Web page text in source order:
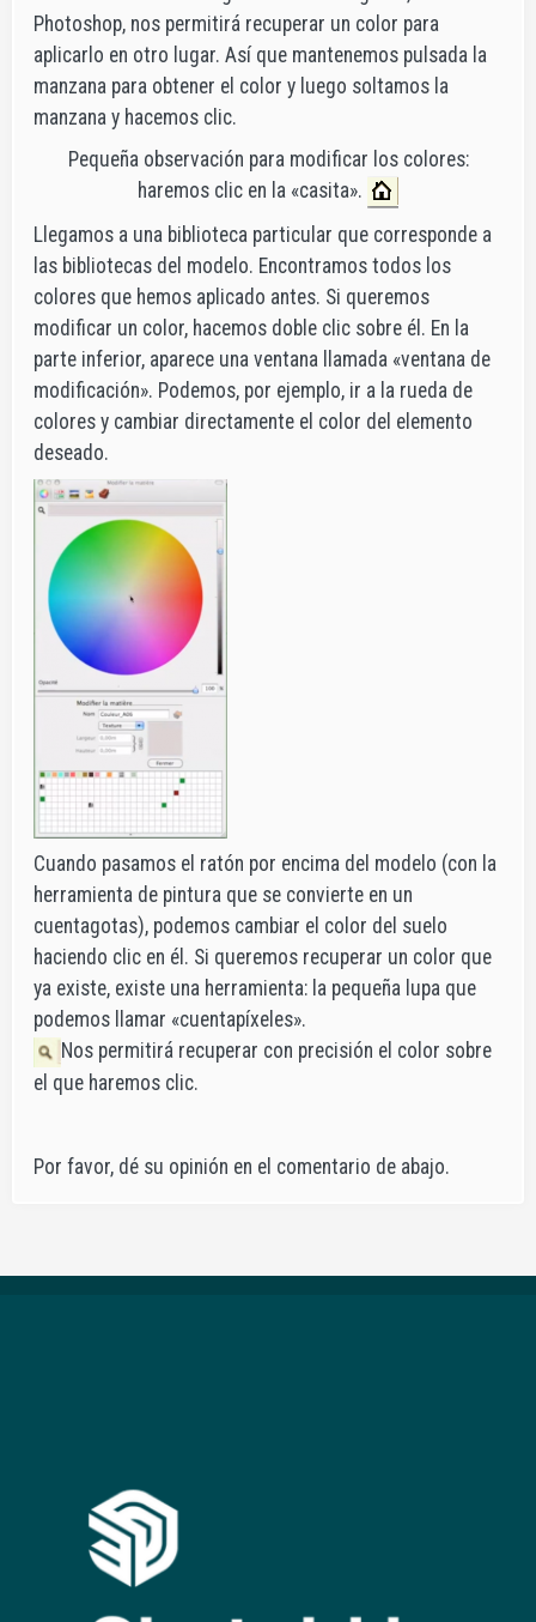
Photoshop, nos permitirá recuperar un color para
aplicarlo en otro lugar. Así que mantenemos pulsada la
manzana para obtener el color y luego soltamos la
manzana y hacemos clic.
Pequeña observación para modificar los colores:
haremos clic en la «casita».
Llegamos a una biblioteca particular que corresponde a
las bibliotecas del modelo. Encontramos todos los
colores que hemos aplicado antes. Si queremos
modificar un color, hacemos doble clic sobre él. En la
parte inferior, aparece una ventana llamada «ventana de
modificación». Podemos, por ejemplo, ir a la rueda de
colores y cambiar directamente el color del elemento
deseado.
Cuando pasamos el ratón por encima del modelo (con la
herramienta de pintura que se convierte en un
cuentagotas), podemos cambiar el color del suelo
haciendo clic en él. Si queremos recuperar un color que
ya existe, existe una herramienta: la pequeña lupa que
podemos llamar «cuentapíxeles».
Nos permitirá recuperar con precisión el color sobre
el que haremos clic.
Por favor, dé su opinión en el comentario de abajo.